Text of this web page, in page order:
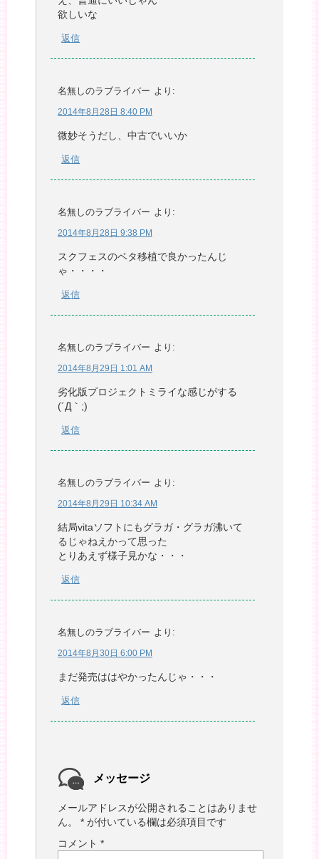
欲しいな
返信
名無しのラブライバー より:
2014年8月28日 8:40 PM
微妙そうだし、中古でいいか
返信
名無しのラブライバー より:
2014年8月28日 9:38 PM
スクフェスのベタ移植で良かったんじ
ゃ・・・・
返信
名無しのラブライバー より:
2014年8月29日 1:01 AM
劣化版プロジェクトミライな感じがする
(´Д｀;)
返信
名無しのラブライバー より:
2014年8月29日 10:34 AM
結局vitaソフトにもグラガ・グラガ沸いて
るじゃねえかって思った
とりあえず様子見かな・・・
返信
名無しのラブライバー より:
2014年8月30日 6:00 PM
まだ発売ははやかったんじゃ・・・
返信
メッセージ
メールアドレスが公開されることはありませ
ん。
* が付いている欄は必須項目です
コメント *